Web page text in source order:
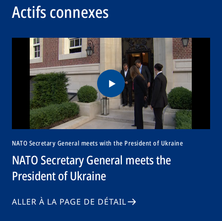
Actifs connexes
NATO Secretary General meets with the President of Ukraine
NATO Secretary General meets the
President of Ukraine
ALLER À LA PAGE DE DÉTAIL